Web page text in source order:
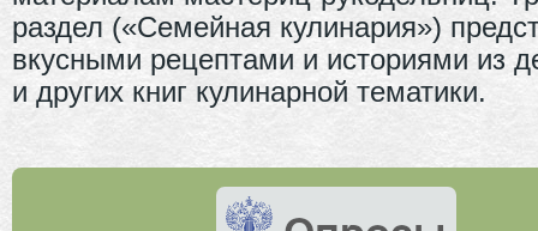
раздел («Семейная кулинария»)
вкусными рецептами и историями из
и других книг кулинарной тематики.